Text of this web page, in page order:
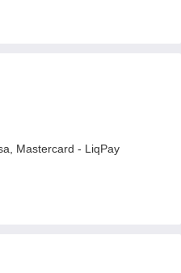
Mastercard - LiqPay